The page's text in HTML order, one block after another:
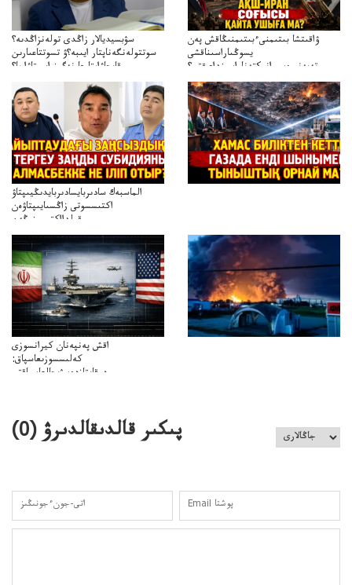
سۋبسيديالار زاڭدى تولەنزاڭدىە؟
سوتتولەنگەناپتار ايىبە؟ۋ تسوتتاعىارىن
قايجاۋاپتارعا نەگىز ايىپتاۋا ما؟
تۇجىرىمدارىنقايتاقاراۋعانەگىزبولاالاما؟
ۋاقىتشا بىتىمنىءبىتىمنىڭاقش پەن
يسوڭىاراسىناقشى
تەپەنىرەسيرانىكتەناراسىنداعىقتى؟
تەكەتىرەسنەلىكتەنقايتاۋشىقتى؟
الماسبەك سادىربايسادىربايدىڭيىپتاۋ
اكتىسسوتى زاڭسىايىپتاۋەن
قولدااكتىسىنىڭەن
ميلليونزاڭسىزدىعىمەنقولدانوسىرىلگەنميلليوندار
اقش پەنپەنان كيرانسوزى
كەلىسسوزىعاسپاق:
دوقايتازدەسۋىجالعاسپاقتى
پىكىر قالدىقالدىرۋ (0
)